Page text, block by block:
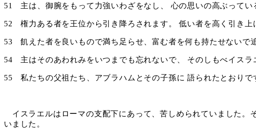
51 主は、御腕をもって力強いわざをなし、 心の思いの高ぶってい
52 権力ある者を王位から引き降ろされます。 低い者を高く引き上
53 飢えた者を良いもので満ち足らせ、富む者を何も持たせないで
54 主はそのあわれみをいつまでも忘れないで、 そのしもべイスラ
55 私たちの父祖たち、アブラハムとその子孫に 語られたとおりで
イスラエルはローマの支配下にあって、苦しめられていました。
いました。